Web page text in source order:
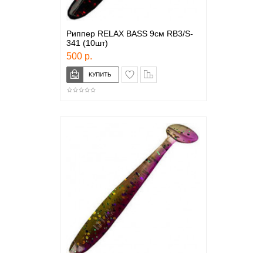
Риппер RELAX BASS 9см RB3/S-
341 (10шт)
500 р.
в закладки